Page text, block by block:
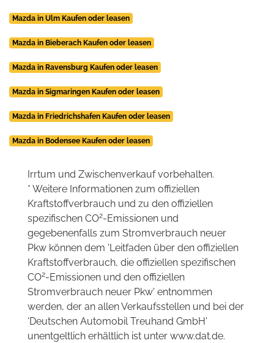
Mazda in Ulm Kaufen oder leasen
Mazda in Bieberach Kaufen oder leasen
Mazda in Ravensburg Kaufen oder leasen
Mazda in Sigmaringen Kaufen oder leasen
Mazda in Friedrichshafen Kaufen oder leasen
Mazda in Bodensee Kaufen oder leasen
Irrtum und Zwischenverkauf vorbehalten.
* Weitere Informationen zum offiziellen
Kraftstoffverbrauch und zu den offiziellen
spezifischen CO2-Emissionen und
gegebenenfalls zum Stromverbrauch neuer
Pkw können dem 'Leitfaden über den offiziellen
Kraftstoffverbrauch, die offiziellen spezifischen
CO2-Emissionen und den offiziellen
Stromverbrauch neuer Pkw' entnommen
werden, der an allen Verkaufsstellen und bei der
'Deutschen Automobil Treuhand GmbH'
unentgeltlich erhältlich ist unter www.dat.de.